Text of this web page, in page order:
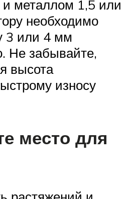
металлом 1,5 или
необходимо
3 или 4 мм
Не забывайте,
высота
износу
место для